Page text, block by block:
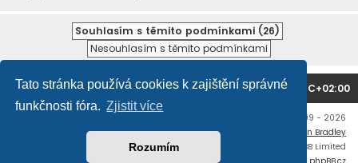
Tato stránka používá cookies k zajištění správné
funkčnosti fóra. Zjistit více
Rozumím
Domů Obsah fóra Všechny časy jsou v UTC+02:00
Copyright © mujtank.cz 2009 - 2026
Ian Bradley
Založeno naphpBB
® Forum Software © phpBB Limited